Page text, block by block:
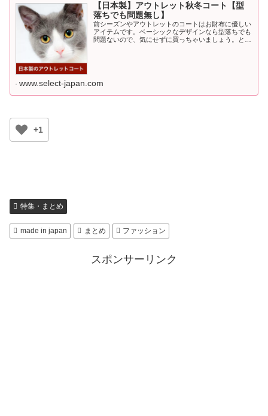
【日本製】アウトレット秋冬コート【型
落ちでも問題無し】
前シーズンやアウトレットのコートはお財布に優しい
アイテムです。ベーシックなデザインなら型落ちでも
問題ないので、気にせずに買っちゃいましょう。とい
www.select-japan.com
+1
特集・まとめ
made in japan まとめ ファッション
スポンサーリンク